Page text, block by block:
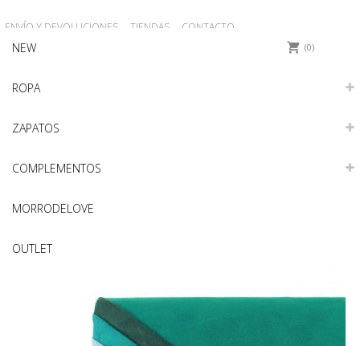
0
ENVÍO Y DEVOLUCIONES TIENDAS CONTACTO
NEW
ROPA
ZAPATOS
COMPLEMENTOS
MORRODELOVE
OUTLET